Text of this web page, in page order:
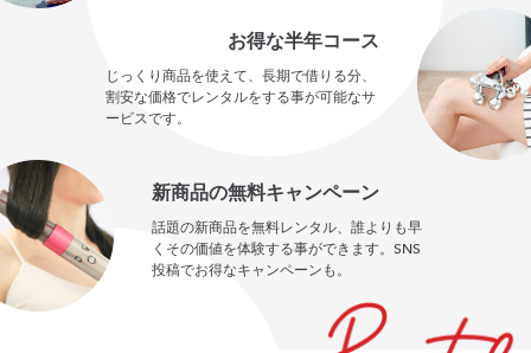
お得な半年コース
じっくり商品を使えて、長期で借りる分、
割安な価格でレンタルをする事が可能なサ
ービスです。
新商品の無料キャンペーン
話題の新商品を無料レンタル、誰よりも早
くその価値を体験する事ができます。SNS
投稿でお得なキャンペーンも。